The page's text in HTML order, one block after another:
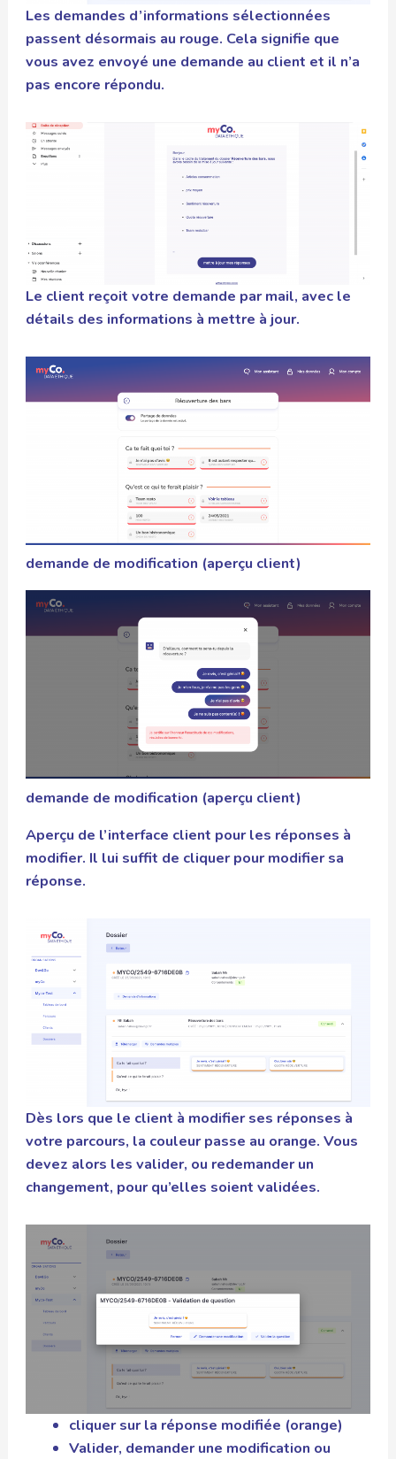
Les demandes d’informations sélectionnées
passent désormais au rouge. Cela signifie que
vous avez envoyé une demande au client et il n’a
pas encore répondu.
Le client reçoit votre demande par mail, avec le
détails des informations à mettre à jour.
demande de modification (aperçu client)
demande de modification (aperçu client)
Aperçu de l’interface client pour les réponses à
modifier. Il lui suffit de cliquer pour modifier sa
réponse.
Dès lors que le client à modifier ses réponses à
votre parcours, la couleur passe au orange. Vous
devez alors les valider, ou redemander un
changement, pour qu’elles soient validées.
cliquer sur la réponse modifiée (orange)
Valider, demander une modification ou